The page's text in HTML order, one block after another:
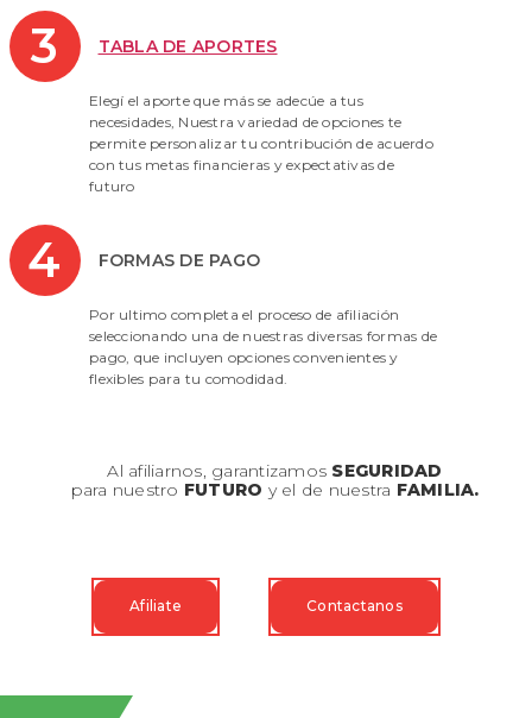
3 TABLA DE APORTES
Elegí el aporte que más se adecúe a tus
necesidades, Nuestra variedad de opciones te
permite personalizar tu contribución de acuerdo
con tus metas financieras y expectativas de
futuro
4 FORMAS DE PAGO
Por ultimo completa el proceso de afiliación
seleccionando una de nuestras diversas formas de
pago, que incluyen opciones convenientes y
flexibles para tu comodidad.
Al afiliarnos, garantizamos SEGURIDAD
para nuestro FUTURO y el de nuestra FAMILIA.
Afiliate Contactanos